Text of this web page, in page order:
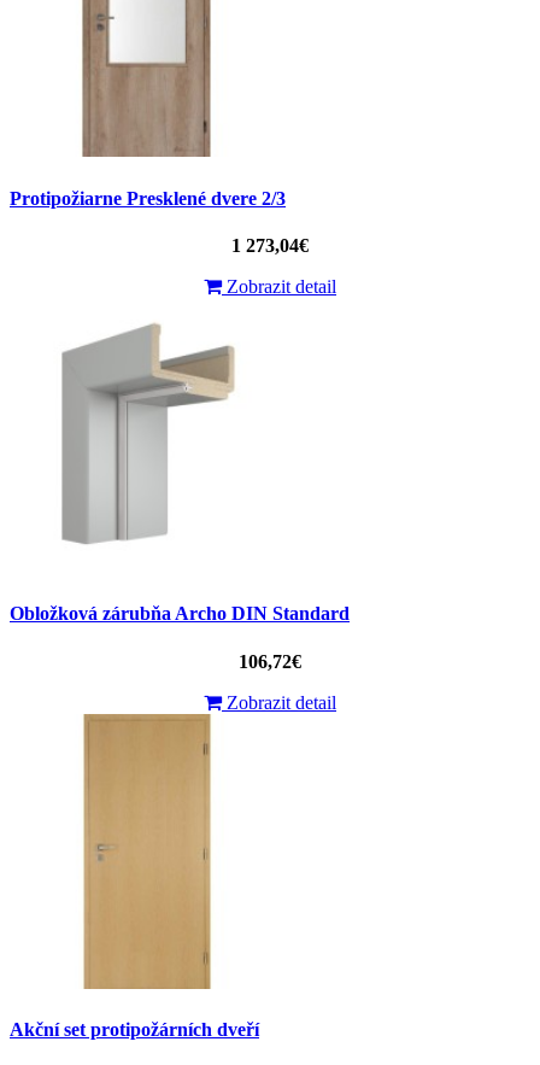
Protipožiarne Presklené dvere 2/3
1 273,04€
Zobrazit detail
Obložková zárubňa Archo DIN Standard
106,72€
Zobrazit detail
Akční set protipožárních dveří